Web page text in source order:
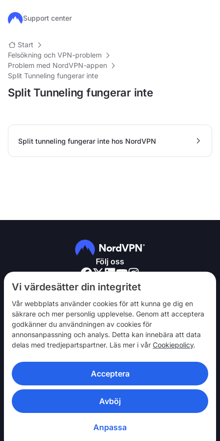
Vi värdesätter din integritet
Vår webbplats använder cookies för att kunna ge dig en
säkrare och mer personlig upplevelse. Genom att acceptera
godkänner du användningen av cookies för
annonsanpassning och analys. Detta kan innebära att data
delas med tredjepartspartner. Läs mer i vår Cookiepolicy.
Acceptera
Avböj
Anpassa
Hoppa till huvudinnehåll
Support center
Start
Felsökning och VPN-problem
Problem med NordVPN-appen
Split Tunneling fungerar inte
Split Tunneling fungerar inte
Split tunneling fungerar inte hos NordVPN
Följ oss
NordVPN
Engagera dig
Hjälp
Upptäck
VPN-APPAR
© 2026 Nord Security. Alla rättigheter förbehållna